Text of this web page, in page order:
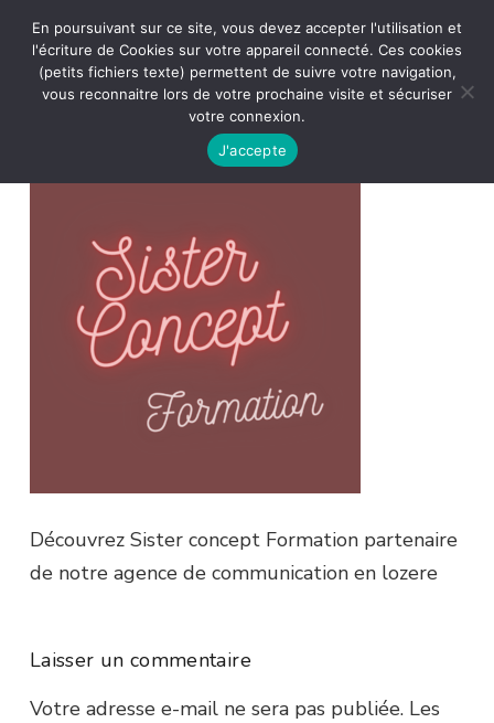
Découvrez Sister concept Formation partenaire
de notre agence de communication en lozere
Laisser un commentaire
Votre adresse e-mail ne sera pas publiée. Les
En poursuivant sur ce site, vous devez accepter l'utilisation et
l'écriture de Cookies sur votre appareil connecté. Ces cookies
(petits fichiers texte) permettent de suivre votre navigation,
vous reconnaitre lors de votre prochaine visite et sécuriser
votre connexion.
J'accepte